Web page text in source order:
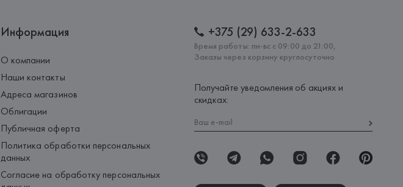
Информация
О компании
Наши контакты
Адреса магазинов
Облигации
Публичная оферта
Политика обработки персональных
данных
Согласие на обработку персональных
+375 (29) 633-2-633
Время работы: пн-вс с 09:00 до 21:00,
Заказы через корзину круглосуточно
Получайте уведомления об акциях и
скидках: